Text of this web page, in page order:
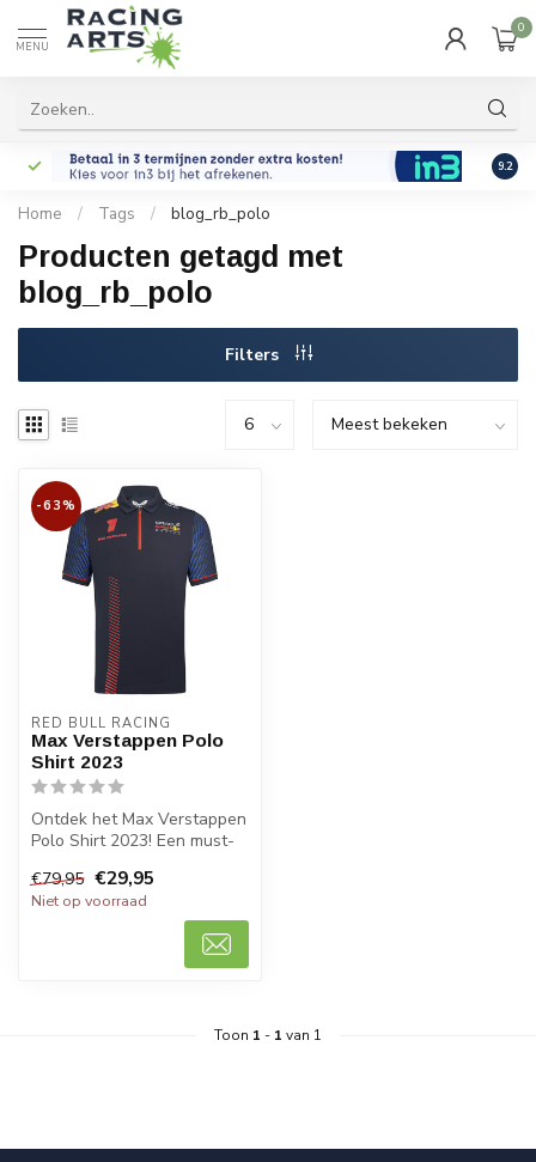
MENU
0
9.2
Home / Tags / blog_rb_polo
Producten getagd met
blog_rb_polo
Filters
-63%
RED BULL RACING
Max Verstappen Polo
Shirt 2023
Ontdek het Max Verstappen
Polo Shirt 2023! Een must-
...
€79,95 €29,95
Niet op voorraad
Toon 1 - 1 van 1